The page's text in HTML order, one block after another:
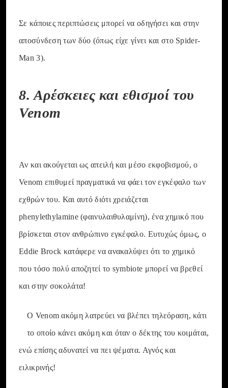
Σε κάποιες περιπτώσεις μπορεί να οδηγήσει και στην
αποσύνδεση των δύο (όπως είχε γίνει και στο Spider-
Man 3).
8. Αρέσκειες και εθισμοί του
Venom
Αν και ακούγεται ως απειλή και μέσο εκφοβισμού, ο
Venom επιθυμεί πραγματικά να φάει τον εγκέφαλο των
εχθρών του. Και αυτό διότι χρειάζεται
phenylethylamine (φαινυλαιθυλαμίνη), ένα χημικό που
βρίσκεται στον ανθρώπινο εγκέφαλο. Ευτυχώς όμως, ο
Eddie Brock κατάφερε να ανακαλύψει ότι το χημικό
που τόσο πολύ αποζητεί το symbiote μπορεί να βρεθεί
και στην σοκολάτα!
Ο Venom ακόμη λατρεύει να βλέπει τηλεόραση, κάτι
το οποίο κάνει ακόμη και όταν ο δέκτης του κοιμάται,
ενώ επίσης αδυνατεί να πει ψέματα. Αγνός και
ειλικρινής!